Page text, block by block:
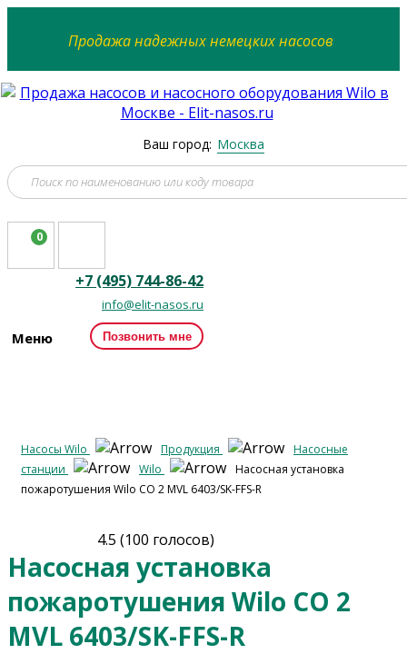
Продажа надежных немецких насосов
Ваш город: Москва
0
+7 (495) 744-86-42
info@elit-nasos.ru
Позвонить мне
Меню
Насосы Wilo Продукция
Насосные
станции
Wilo
Насосная установка
пожаротушения Wilo CO 2 MVL 6403/SK-FFS-R
4.5 (100 голосов)
Насосная установка
пожаротушения Wilo CO 2
MVL 6403/SK-FFS-R